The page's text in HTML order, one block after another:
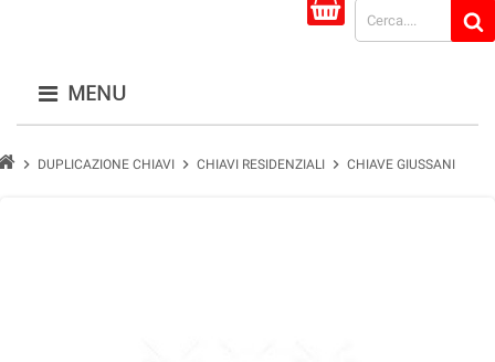
MENU
chevron_right DUPLICAZIONE CHIAVI chevron_right CHIAVI RESIDENZIALI chevron_right CHIAVE GIUSSANI